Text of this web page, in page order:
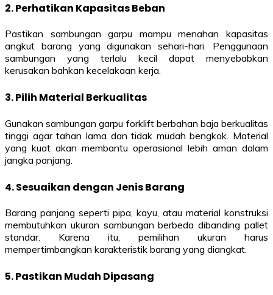
2. Perhatikan Kapasitas Beban
Pastikan sambungan garpu mampu menahan kapasitas
angkut barang yang digunakan sehari-hari. Penggunaan
sambungan yang terlalu kecil dapat menyebabkan
kerusakan bahkan kecelakaan kerja.
3. Pilih Material Berkualitas
Gunakan sambungan garpu forklift berbahan baja berkualitas
tinggi agar tahan lama dan tidak mudah bengkok. Material
yang kuat akan membantu operasional lebih aman dalam
jangka panjang.
4. Sesuaikan dengan Jenis Barang
Barang panjang seperti pipa, kayu, atau material konstruksi
membutuhkan ukuran sambungan berbeda dibanding pallet
standar. Karena itu, pemilihan ukuran harus
mempertimbangkan karakteristik barang yang diangkat.
5. Pastikan Mudah Dipasang